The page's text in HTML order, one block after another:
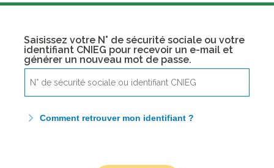
Saisissez votre N° de sécurité sociale ou votre
identifiant CNIEG pour recevoir un e-mail et
générer un nouveau mot de passe.
Comment retrouver mon identifiant ?